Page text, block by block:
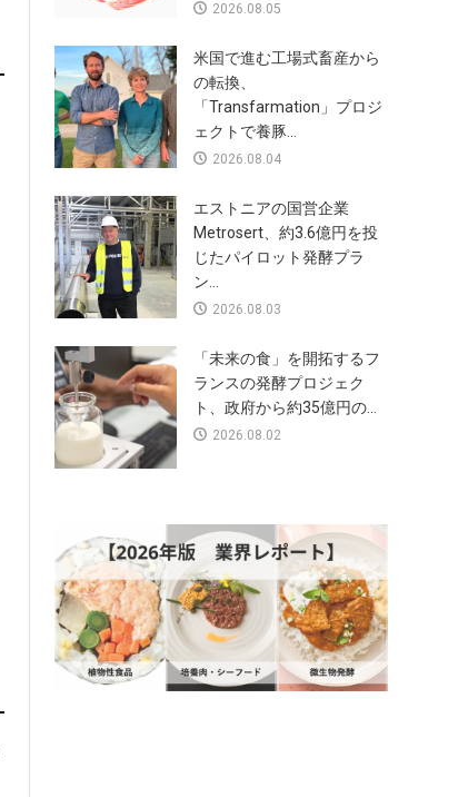
2026.08.05
米国で進む工場式畜産から
の転換、
「Transfarmation」プロジ
ェクトで養豚...
2026.08.04
エストニアの国営企業
Metrosert、約3.6億円を投
じたパイロット発酵プラ
ン...
2026.08.03
「未来の食」を開拓するフ
ランスの発酵プロジェク
ト、政府から約35億円の...
2026.08.02